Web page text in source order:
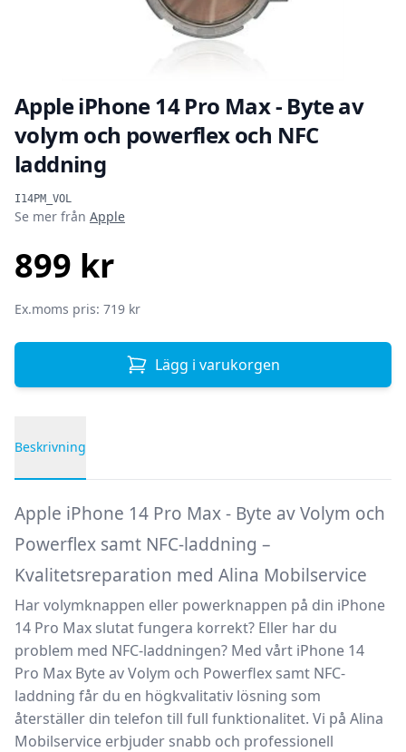
Apple iPhone 14 Pro Max - Byte av
volym och powerflex och NFC
laddning
I14PM_VOL
Produktinformation
Se mer från Apple
899 kr
Ex.moms pris: 719 kr
Lägg i varukorgen
Beskrivning
Apple iPhone 14 Pro Max - Byte av Volym och
Powerflex samt NFC-laddning –
Kvalitetsreparation med Alina Mobilservice
Har volymknappen eller powerknappen på din iPhone
14 Pro Max slutat fungera korrekt? Eller har du
problem med NFC-laddningen? Med vårt iPhone 14
Pro Max Byte av Volym och Powerflex samt NFC-
laddning får du en högkvalitativ lösning som
återställer din telefon till full funktionalitet. Vi på Alina
Mobilservice erbjuder snabb och professionell